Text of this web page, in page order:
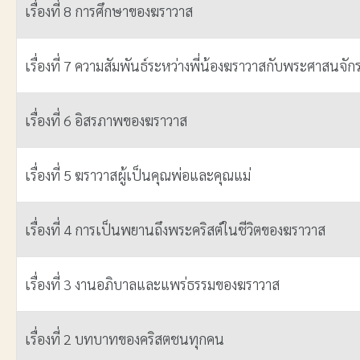
เรื่องที่ 8 การศึกษาของฆราวาส
เรื่องที่ 7 ความสัมพันธ์ระหว่างพี่น้องฆราวาสกับพระศาสนจักร
เรื่องที่ 6 อิสรภาพของฆราวาส
เรื่องที่ 5 ฆราวาสผู้เป็นคุณพ่อและคุณแม่
เรื่องที่ 4 การเป็นพยานถึงพระคริสต์ในชีวิตของฆราวาส
เรื่องที่ 3 งานอภิบาลและแพร่ธรรมของฆราวาส
เรื่องที่ 2 บทบาทของคริสตชนทุกคน